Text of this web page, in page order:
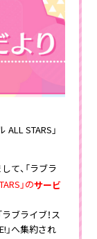
STARS」
て、「ラブラ
」のサービ
ブライブ！ス
」へ集約され